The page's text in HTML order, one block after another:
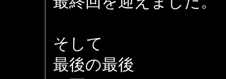
そして
最後の最後